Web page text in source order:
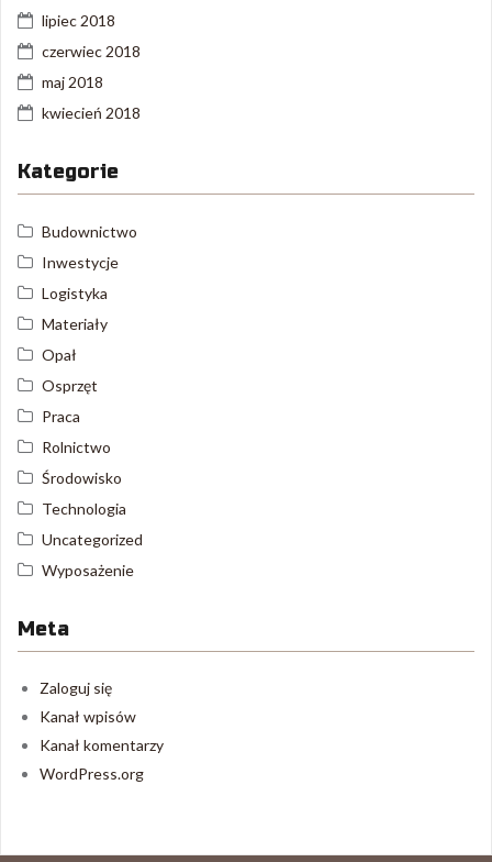
lipiec 2018
czerwiec 2018
maj 2018
kwiecień 2018
Kategorie
Budownictwo
Inwestycje
Logistyka
Materiały
Opał
Osprzęt
Praca
Rolnictwo
Środowisko
Technologia
Uncategorized
Wyposażenie
Meta
Zaloguj się
Kanał wpisów
Kanał komentarzy
WordPress.org